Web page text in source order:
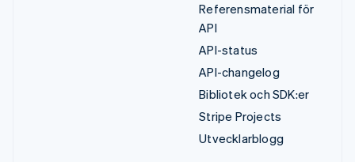
Referensmaterial för
API
API-status
API-changelog
Bibliotek och SDK:er
Stripe Projects
Utvecklarblogg